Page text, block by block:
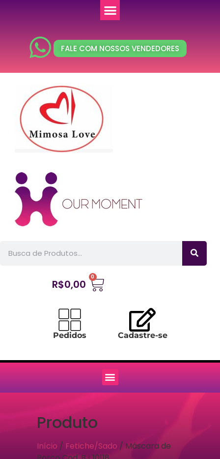
FALE COM NOSSOS VENDEDORES
R$0,00
0
Pedidos Cadastre-se
Produto
Início / Fetiche/Sado / Máscara de